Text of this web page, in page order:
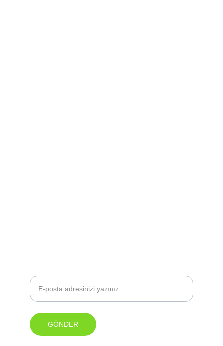
GÖNDER